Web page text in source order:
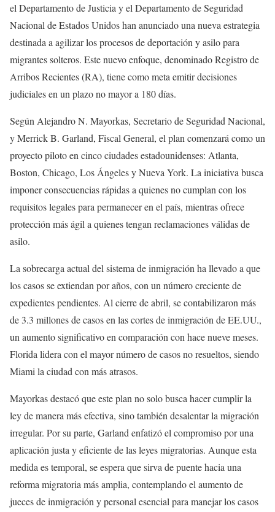
el Departamento de Justicia y el Departamento de Seguridad
Nacional de Estados Unidos han anunciado una nueva estrategia
destinada a agilizar los procesos de deportación y asilo para
migrantes solteros. Este nuevo enfoque, denominado Registro de
Arribos Recientes (RA), tiene como meta emitir decisiones
judiciales en un plazo no mayor a 180 días.
Según Alejandro N. Mayorkas, Secretario de Seguridad Nacional,
y Merrick B. Garland, Fiscal General, el plan comenzará como un
proyecto piloto en cinco ciudades estadounidenses: Atlanta,
Boston, Chicago, Los Ángeles y Nueva York. La iniciativa busca
imponer consecuencias rápidas a quienes no cumplan con los
requisitos legales para permanecer en el país, mientras ofrece
protección más ágil a quienes tengan reclamaciones válidas de
asilo.
La sobrecarga actual del sistema de inmigración ha llevado a que
los casos se extiendan por años, con un número creciente de
expedientes pendientes. Al cierre de abril, se contabilizaron más
de 3.3 millones de casos en las cortes de inmigración de EE.UU.,
un aumento significativo en comparación con hace nueve meses.
Florida lidera con el mayor número de casos no resueltos, siendo
Miami la ciudad con más atrasos.
Mayorkas destacó que este plan no solo busca hacer cumplir la
ley de manera más efectiva, sino también desalentar la migración
irregular. Por su parte, Garland enfatizó el compromiso por una
aplicación justa y eficiente de las leyes migratorias. Aunque esta
medida es temporal, se espera que sirva de puente hacia una
reforma migratoria más amplia, contemplando el aumento de
jueces de inmigración y personal esencial para manejar los casos